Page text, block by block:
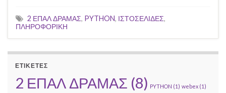
2 ΕΠΑΛ ΔΡΑΜΑΣ, PYTHON, ΙΣΤΟΣΕΛΙΔΕΣ,
ΠΛΗΡΟΦΟΡΙΚΗ
ΕΤΙΚΕΤΕΣ
2 ΕΠΑΛ ΔΡΑΜΑΣ (8) PYTHON (1) webex (1)